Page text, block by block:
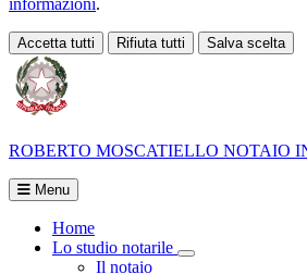
informazioni.
Accetta tutti Rifiuta tutti Salva scelta
Loading...
ROBERTO MOSCATIELLO NOTAIO
Menu
Home
Lo studio notarile
Toggle Dropdown
Il notaio